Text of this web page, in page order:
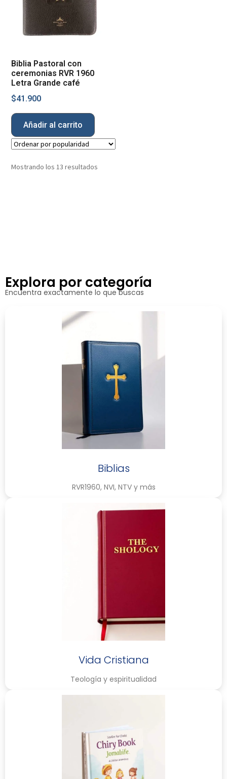
Biblia Pastoral con
ceremonias RVR 1960
Letra Grande café
$41.900
Añadir al carrito
Mostrando los 13 resultados
Explora por categoría
Encuentra exactamente lo que buscas
Biblias
RVR1960, NVI, NTV y más
Vida Cristiana
Teología y espiritualidad